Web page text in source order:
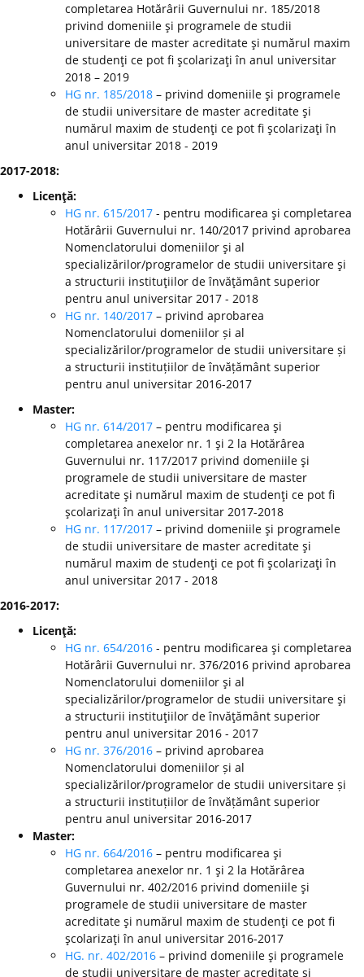
completarea Hotărârii Guvernului nr. 185/2018
privind domeniile şi programele de studii
universitare de master acreditate şi numărul maxim
de studenţi ce pot fi şcolarizaţi în anul universitar
2018 – 2019
HG nr. 185/2018 – privind domeniile şi programele
de studii universitare de master acreditate şi
numărul maxim de studenţi ce pot fi şcolarizaţi în
anul universitar 2018 - 2019
2017-2018:
Licenţă:
HG nr. 615/2017 - pentru modificarea şi completarea
Hotărârii Guvernului nr. 140/2017 privind aprobarea
Nomenclatorului domeniilor şi al
specializărilor/programelor de studii universitare şi
a structurii instituţiilor de învăţământ superior
pentru anul universitar 2017 - 2018
HG nr. 140/2017 – privind aprobarea
Nomenclatorului domeniilor și al
specializărilor/programelor de studii universitare și
a structurii instituțiilor de învățământ superior
pentru anul universitar 2016-2017
Master:
HG nr. 614/2017 – pentru modificarea şi
completarea anexelor nr. 1 şi 2 la Hotărârea
Guvernului nr. 117/2017 privind domeniile şi
programele de studii universitare de master
acreditate şi numărul maxim de studenţi ce pot fi
şcolarizaţi în anul universitar 2017-2018
HG nr. 117/2017 – privind domeniile şi programele
de studii universitare de master acreditate şi
numărul maxim de studenţi ce pot fi şcolarizaţi în
anul universitar 2017 - 2018
2016-2017:
Licenţă:
HG nr. 654/2016 - pentru modificarea şi completarea
Hotărârii Guvernului nr. 376/2016 privind aprobarea
Nomenclatorului domeniilor şi al
specializărilor/programelor de studii universitare şi
a structurii instituţiilor de învăţământ superior
pentru anul universitar 2016 - 2017
HG nr. 376/2016 – privind aprobarea
Nomenclatorului domeniilor și al
specializărilor/programelor de studii universitare și
a structurii instituțiilor de învățământ superior
pentru anul universitar 2016-2017
Master:
HG nr. 664/2016 – pentru modificarea şi
completarea anexelor nr. 1 şi 2 la Hotărârea
Guvernului nr. 402/2016 privind domeniile şi
programele de studii universitare de master
acreditate şi numărul maxim de studenţi ce pot fi
şcolarizaţi în anul universitar 2016-2017
HG. nr. 402/2016 – privind domeniile şi programele
de studii universitare de master acreditate şi